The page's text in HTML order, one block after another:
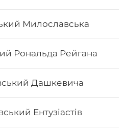
Милославська
Рональда Рейгана
Дашкевича
Ентузіастів
рол
Хочу